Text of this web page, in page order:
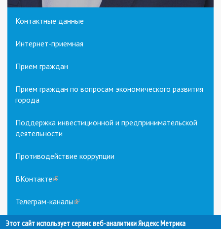
Контактные данные
Интернет-приемная
Прием граждан
Прием граждан по вопросам экономического развития
города
Поддержка инвестиционной и предпринимательской
деятельности
Противодействие коррупции
ВКонтакте(link
external)
Телеграм-каналы(link
external)
Этот сайт использует сервис веб-аналитики Яндекс Метрика